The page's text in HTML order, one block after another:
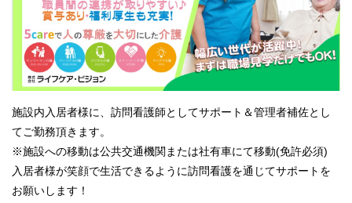
施設内入居者様に、訪問看護師としてサポート＆管理者補佐とし
てご勤務頂きます。
※施設への移動は公共交通機関または社有車にて移動(免許必須)
入居者様が笑顔で生活できるように訪問看護を通じてサポートを
お願いします！